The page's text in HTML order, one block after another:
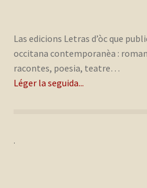
Las edicions Letras d’òc que
occitana contemporanèa :
racontes, poesia, teatre…
Léger la seguida...
.